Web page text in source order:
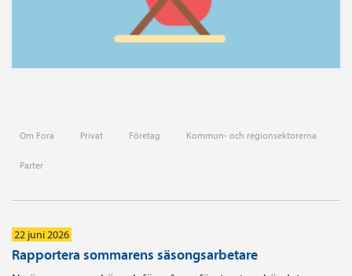
Om Fora Privat Företag Kommun- och regionsektorerna
Parter
22 juni 2026
Rapportera sommarens säsongsarbetare